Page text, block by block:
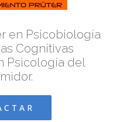
en Psicobiología
Cognitivas
Psicología del